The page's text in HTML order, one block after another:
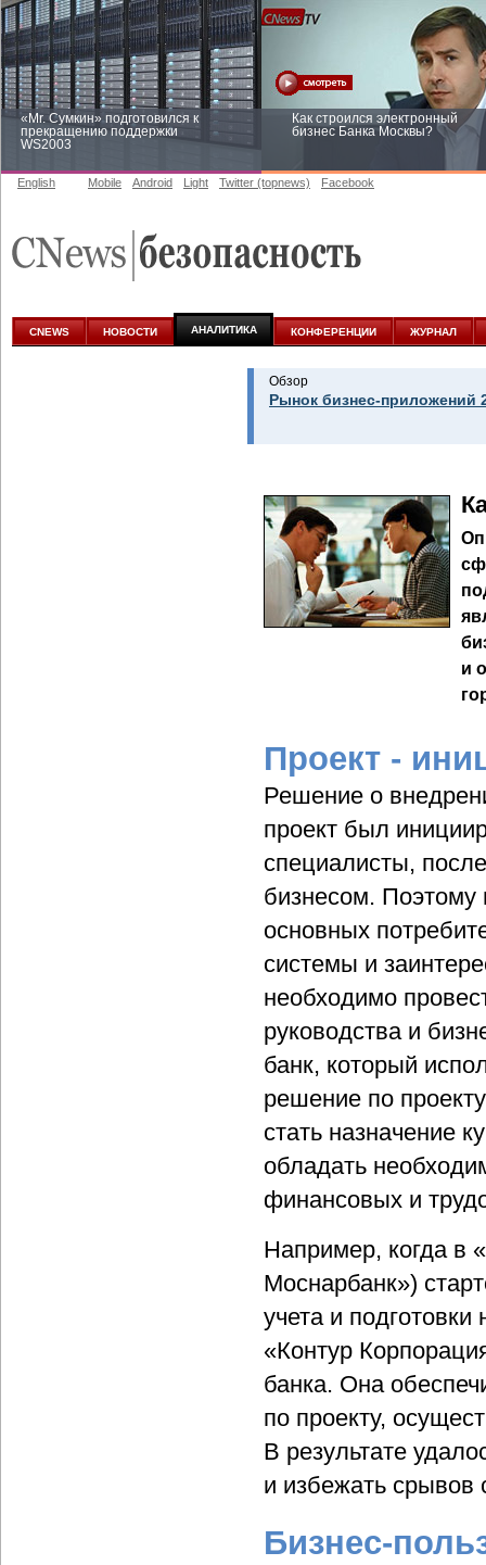
«Mr. Сумкин» подготовился к
прекращению поддержки
WS2003
Как строился электронный
бизнес Банка Москвы?
аналитике
English Mobile Android Light Twitter (topnews) Facebook
CNEWS НОВОСТИ АНАЛИТИКА КОНФЕРЕНЦИИ ЖУРНАЛ
Обзор
Рынок бизнес-приложений
и
Проект -
Решение о
проект был
специалисты,
бизнесом. Поэтому
основных
системы и
необходимо
руководства и
банк, который
решение по
стать назначение
обладать
финансовых и
Например, когда
Моснарбанк»)
учета и
«Контур
банка. Она
по проекту,
В результате
и избежать срывов
Бизнес-